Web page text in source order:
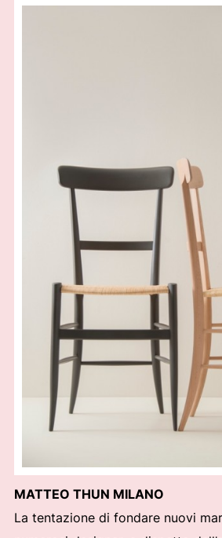
MATTEO THUN MILANO
La tentazione di fondare nuovi